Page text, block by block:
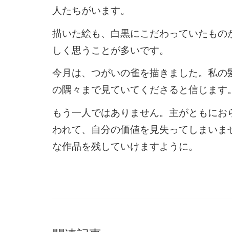
人たちがいます。
描いた絵も、白黒にこだわっていたも
しく思うことが多いです。
今月は、つがいの雀を描きました。私
の隅々まで見ていてくださると信じます。
もう一人ではありません。主がともに
われて、自分の価値を見失ってしまい
な作品を残していけますように。